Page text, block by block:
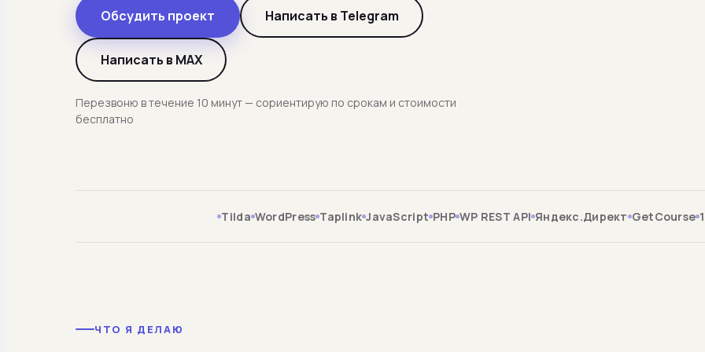
Обсудить проект Написать в Telegram
Написать в MAX
Перезвоню в течение 10 минут — сориентирую по срокам и стоимости
бесплатно
Tilda WordPress Taplink JavaScript PHP WP REST API Яндекс.Директ GetCourse
ЧТО Я ДЕЛАЮ